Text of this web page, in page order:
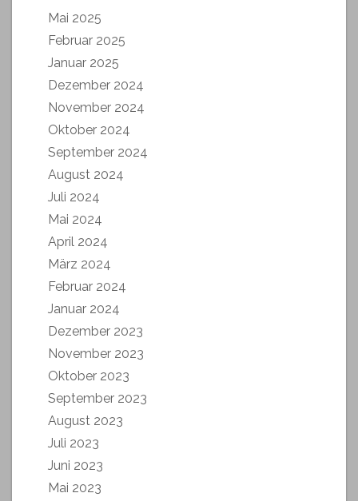
Mai 2025
Februar 2025
Januar 2025
Dezember 2024
November 2024
Oktober 2024
September 2024
August 2024
Juli 2024
Mai 2024
April 2024
März 2024
Februar 2024
Januar 2024
Dezember 2023
November 2023
Oktober 2023
September 2023
August 2023
Juli 2023
Juni 2023
Mai 2023